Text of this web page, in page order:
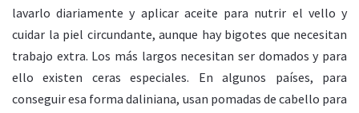
lavarlo diariamente y aplicar aceite para nutrir el vello y
cuidar la piel circundante, aunque hay bigotes que necesitan
trabajo extra. Los más largos necesitan ser domados y para
ello existen ceras especiales. En algunos países, para
conseguir esa forma daliniana, usan pomadas de cabello para